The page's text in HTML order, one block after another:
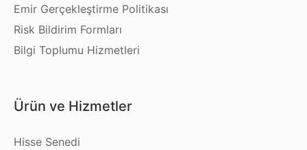
Emir Gerçekleştirme Politikası
Risk Bildirim Formları
Bilgi Toplumu Hizmetleri
Ürün ve Hizmetler
Hisse Senedi